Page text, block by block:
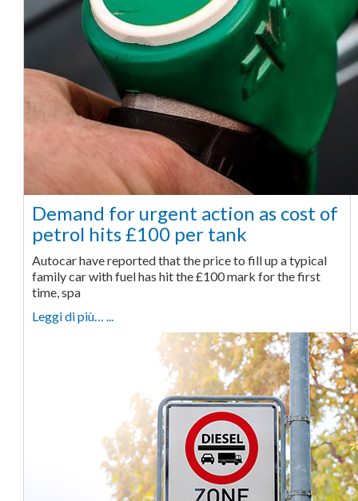
Demand for urgent action as cost of
petrol hits £100 per tank
Autocar have reported that the price to fill up a typical
family car with fuel has hit the £100 mark for the first
time, spa
Leggi di più… ...